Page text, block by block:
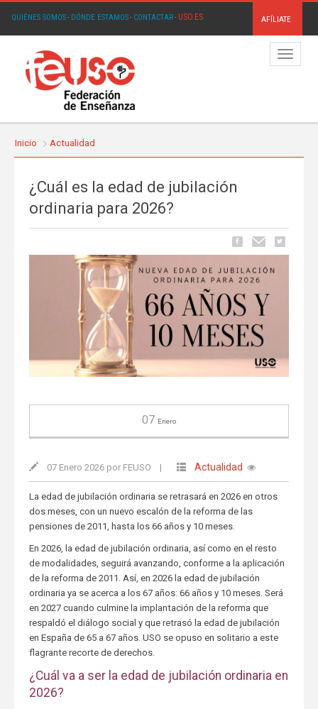
QUIÉNES SOMOS· DÓNDE ESTAMOS· CONTACTAR· USO.ES AFÍLIATE
Menú
Inicio Actualidad
¿Cuál es la edad de jubilación
ordinaria para 2026?
07 Enero
07 Enero 2026 por FEUSO | Actualidad
La edad de jubilación ordinaria se retrasará en 2026 en otros
dos meses, con un nuevo escalón de la reforma de las
pensiones de 2011, hasta los 66 años y 10 meses.
En 2026, la edad de jubilación ordinaria, así como en el resto
de modalidades, seguirá avanzando, conforme a la aplicación
de la reforma de 2011. Así, en 2026 la edad de jubilación
ordinaria ya se acerca a los 67 años: 66 años y 10 meses. Será
en 2027 cuando culmine la implantación de la reforma que
respaldó el diálogo social y que retrasó la edad de jubilación
en España de 65 a 67 años. USO se opuso en solitario a este
flagrante recorte de derechos.
¿Cuál va a ser la edad de jubilación ordinaria en
2026?